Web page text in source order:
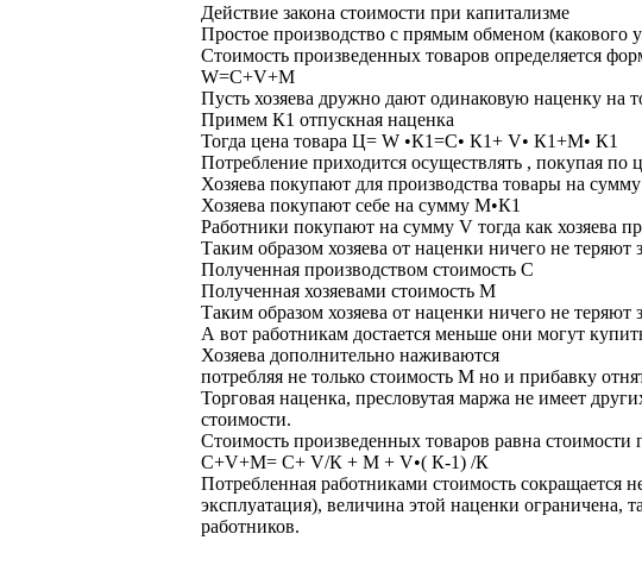
Действие закона стоимости при капитализме
Простое производство с прямым обменом (какового
Стоимость произведенных товаров определяется
W=C+V+M
Пусть хозяева дружно дают одинаковую наценку на
Примем К1 отпускная наценка
Тогда цена товара Ц= W •К1=С• К1+ V• К1+M• К1
Потребление приходится осуществлять , покупая по
Хозяева покупают для производства товары на
Хозяева покупают себе на сумму М•К1
Работники покупают на сумму V тогда как хозяева
Таким образом хозяева от наценки ничего не теряют
Полученная производством стоимость С
Полученная хозяевами стоимость M
Таким образом хозяева от наценки ничего не теряют
А вот работникам достается меньше они могут
Хозяева дополнительно наживаются
потребляя не только стоимость М но и прибавку
Торговая наценка, пресловутая маржа не имеет
стоимости.
Стоимость произведенных товаров равна стоимости
C+V+M= C+ V/К + М + V•( К-1) /К
Потребленная работниками стоимость сокращается
эксплуатация), величина этой наценки ограничена,
работников.